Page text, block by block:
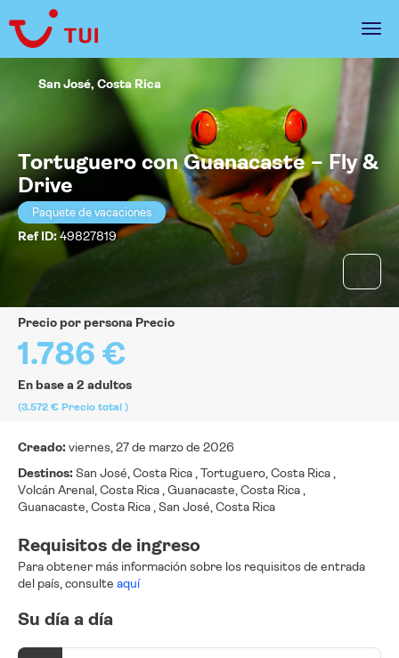
Tortuguero con Guanacaste – Fly &
Drive
Paquete de vacaciones
Ref ID:49827819
San José, Costa Rica
precio por persona Precio
1.786 €
En base a 2 adultos
(3.572 € Precio total )
Creado:viernes, 27 de marzo de 2026
Destinos:San José, Costa Rica , Tortuguero, Costa Rica ,
Volcán Arenal, Costa Rica , Guanacaste, Costa Rica ,
Guanacaste, Costa Rica , San José, Costa Rica
Requisitos de ingreso
Para obtener más información sobre los requisitos de entrada
del país, consulte aquí
Su día a día